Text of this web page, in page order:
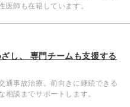
医師も在籍しています。
し、 専門チームも支援する
通事故治療。前向きに継続できる
相談までサポートします。